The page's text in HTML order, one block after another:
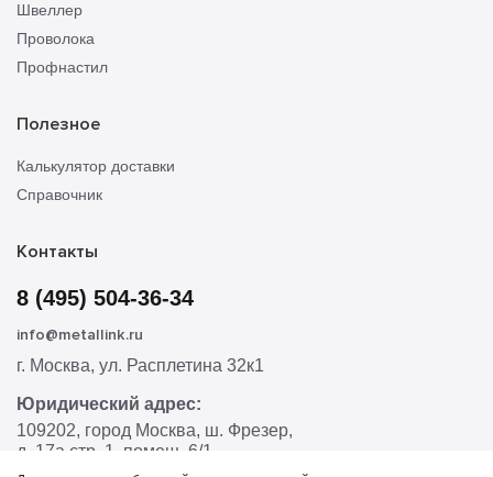
Швеллер
Проволока
Профнастил
Полезное
Калькулятор доставки
Справочник
Контакты
8 (495) 504-36-34
info@metallink.ru
г. Москва, ул. Расплетина 32к1
Юридический адрес:
109202, город Москва, ш. Фрезер,
д. 17а стр. 1, помещ. 6/1